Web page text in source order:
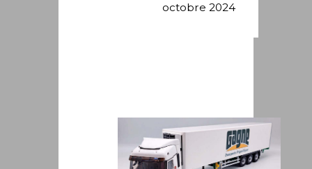
octobre 2024